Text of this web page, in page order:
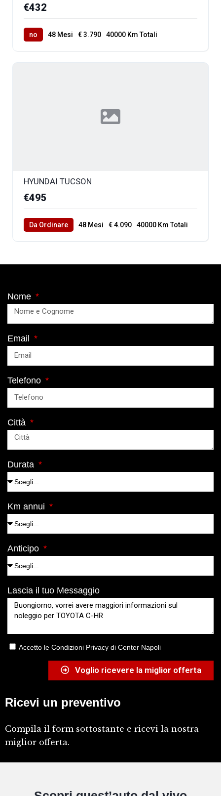
€432
no 48 Mesi € 3.790 40000 Km Totali
HYUNDAI TUCSON
€495
Da Ordinare 48 Mesi € 4.090 40000 Km Totali
Nome
Email
Telefono
Città
Durata
Km annui
Anticipo
Lascia il tuo Messaggio
Accetto le Condizioni Privacy di Center Napoli
Voglio ricevere la miglior offerta
Ricevi un preventivo
Compila il form sottostante e ricevi la nostra
miglior offerta.